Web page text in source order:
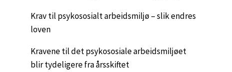
Krav til psykososialt arbeidsmiljø – slik endres
loven
Kravene til det psykososiale arbeidsmiljøet
blir tydeligere fra årsskiftet